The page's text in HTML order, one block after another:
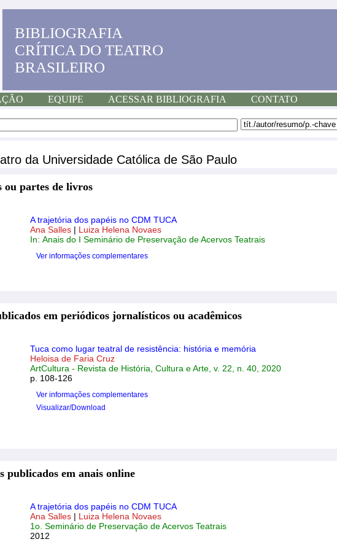
BIBLIOGRAFIA
CRÍTICA DO TEATRO
BRASILEIRO
EQUIPE ACESSAR BIBLIOGRAFIA CONTATO
da Universidade Católica de São Paulo
ou partes de livros
A trajetória dos papéis no CDM TUCA
Ana Salles | Luiza Helena Novaes
In: Anais do I Seminário de Preservação de Acervos Teatrais
Ver informações complementares
em periódicos jornalísticos ou acadêmicos
Tuca como lugar teatral de resistência: história e memória
Heloisa de Faria Cruz
ArtCultura - Revista de História, Cultura e Arte, v. 22, n. 40, 2020
p. 108-126
Ver informações complementares
Visualizar/Download
publicados em anais online
A trajetória dos papéis no CDM TUCA
Ana Salles | Luiza Helena Novaes
1o. Seminário de Preservação de Acervos Teatrais
2012